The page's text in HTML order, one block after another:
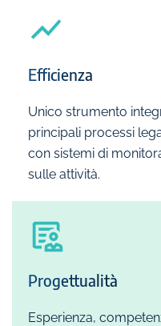
Efficienza
Unico strumento
principali processi
con sistemi di
sulle attività.
Progettualità
Esperienza,